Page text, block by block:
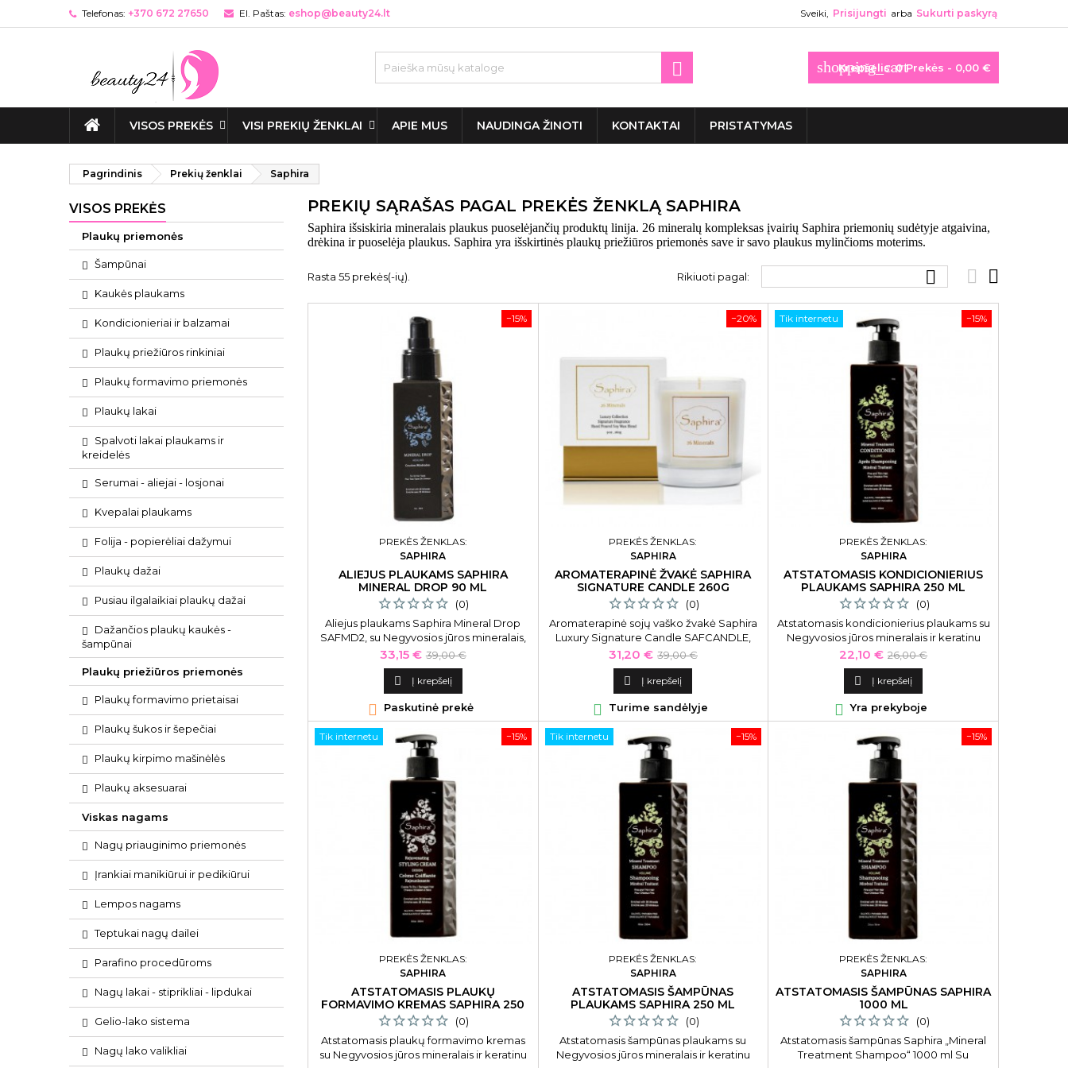
Telefonas: +370 672 27650 El. Paštas: eshop@beauty24.lt Sveiki, Prisijungti arba Sukurti paskyrą
shopping_cart
Krepšelis: 0Prekės - 0,00 €

VISOS PREKĖS VISI PREKIŲ ŽENKLAI APIE MUS NAUDINGA ŽINOTI KONTAKTAI PRISTATYMAS
Pagrindinis Prekių ženklai Saphira
VISOS PREKĖS
Plaukų priemonės
Šampūnai
Kaukės plaukams
Kondicionieriai ir balzamai
Plaukų priežiūros rinkiniai
Plaukų formavimo priemonės
Plaukų lakai
Spalvoti lakai plaukams ir
kreidelės
Serumai - aliejai - losjonai
Kvepalai plaukams
Folija - popierėliai dažymui
Plaukų dažai
Pusiau ilgalaikiai plaukų dažai
Dažančios plaukų kaukės -
šampūnai
Plaukų priežiūros priemonės
Plaukų formavimo prietaisai
Plaukų šukos ir šepečiai
Plaukų kirpimo mašinėlės
Plaukų aksesuarai
Viskas nagams
Nagų priauginimo priemonės
Įrankiai manikiūrui ir pedikiūrui
Lempos nagams
Teptukai nagų dailei
Parafino procedūroms
Nagų lakai - stiprikliai - lipdukai
Gelio-lako sistema
Nagų lako valikliai
PREKIŲ SĄRAŠAS PAGAL PREKĖS ŽENKLĄ SAPHIRA
Saphira išsiskiria mineralais plaukus puoselėjančių produktų linija. 26 mineralų kompleksas įvairių Saphira priemonių sudėtyje atgaivina,
drėkina ir puoselėja plaukus. Saphira yra išskirtinės plaukų priežiūros priemonės save ir savo plaukus mylinčioms moterims.
Rasta 55 prekės(-ių). Rikiuoti pagal:   
−15%
PREKĖS ŽENKLAS:
SAPHIRA
ALIEJUS PLAUKAMS SAPHIRA
MINERAL DROP 90 ML
(0)
Aliejus plaukams Saphira Mineral Drop
SAFMD2, su Negyvosios jūros mineralais,
90 ml SAPHIRA mineralinis aliejus
plaukams sukurtas efektyviam plaukų
drėkinimui bei maitinimui.
Kaina
33,15 € Bazinė
kaina
39,00 €
 Į krepšelį
 Paskutinė prekė
−20%
PREKĖS ŽENKLAS:
SAPHIRA
AROMATERAPINĖ ŽVAKĖ SAPHIRA
SIGNATURE CANDLE 260G
(0)
Aromaterapinė sojų vaško žvakė Saphira
Luxury Signature Candle SAFCANDLE,
260 g
Kaina
31,20 € Bazinė
kaina
39,00 €
 Į krepšelį
 Turime sandėlyje
−15%
Tik internetu
PREKĖS ŽENKLAS:
SAPHIRA
ATSTATOMASIS KONDICIONIERIUS
PLAUKAMS SAPHIRA 250 ML
(0)
Atstatomasis kondicionierius plaukams su
Negyvosios jūros mineralais ir keratinu
Saphira „Mineral Treatment Conditioner“,
250 ml
Kaina
22,10 € Bazinė
kaina
26,00 €
 Į krepšelį
 Yra prekyboje
−15%
Tik internetu
PREKĖS ŽENKLAS:
SAPHIRA
ATSTATOMASIS PLAUKŲ
FORMAVIMO KREMAS SAPHIRA 250
ML
(0)
Atstatomasis plaukų formavimo kremas
su Negyvosios jūros mineralais ir keratinu
−15%
Tik internetu
PREKĖS ŽENKLAS:
SAPHIRA
ATSTATOMASIS ŠAMPŪNAS
PLAUKAMS SAPHIRA 250 ML
(0)
Atstatomasis šampūnas plaukams su
Negyvosios jūros mineralais ir keratinu
−15%
PREKĖS ŽENKLAS:
SAPHIRA
ATSTATOMASIS ŠAMPŪNAS SAPHIRA
1000 ML
(0)
Atstatomasis šampūnas Saphira „Mineral
Treatment Shampoo“ 1000 ml Su